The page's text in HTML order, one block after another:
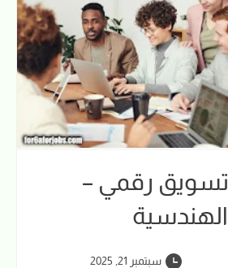
رقمي –
سبتمبر 21, 2025